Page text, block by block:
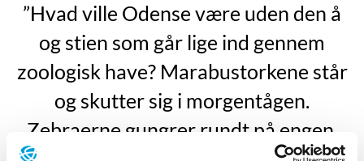
”Hvad ville Odense være uden den å
og stien som går lige ind gennem
zoologisk have? Marabustorkene står
og skutter sig i morgentågen.
Zebraerne gungrer rundt på engen.